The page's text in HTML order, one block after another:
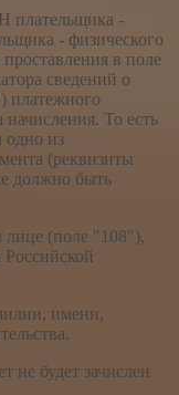
плательщика -
- физического
в поле
сведений о
платежного
То есть
одно из
(реквизиты
должно быть
лице (поле "108"),
имени,
не будет зачислен